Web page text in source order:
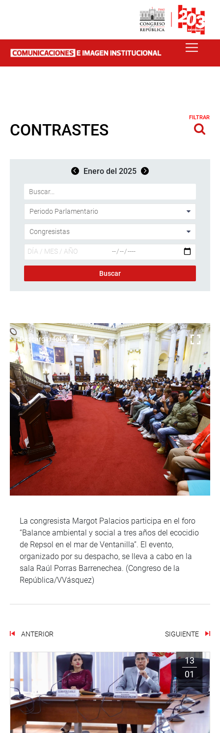
CONTRASTES
FILTRAR
Enero del 2025
Descargar foto
La congresista Margot Palacios participa en el foro
“Balance ambiental y social a tres años del ecocidio
de Repsol en el mar de Ventanilla”. El evento,
organizado por su despacho, se lleva a cabo en la
sala Raúl Porras Barrenechea. (Congreso de la
República/VVásquez)
ANTERIOR SIGUIENTE
13
01